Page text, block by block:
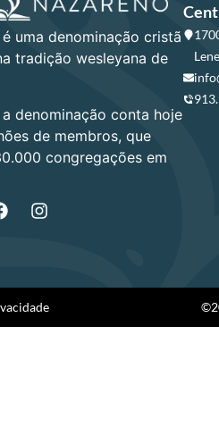
uma denominação cristã
tradição wesleyana de
denominação conta hoje
de membros, que
congregações em